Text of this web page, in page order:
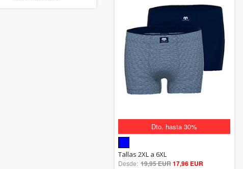
Dto. hasta 30%
5.00
out of 5
Tallas 2XL a 6XL
Desde: 19,95 EUR17,96 EUR